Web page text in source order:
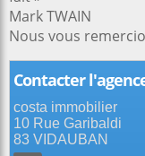
Mark TWAIN
Nous vous
Contacter
costa immobilier
10 Rue Garibaldi
83 VIDAUBAN